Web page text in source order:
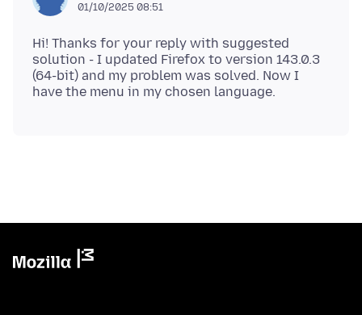
01/10/2025 08:51
Hi! Thanks for your reply with suggested
solution - I updated Firefox to version 143.0.3
(64-bit) and my problem was solved. Now I